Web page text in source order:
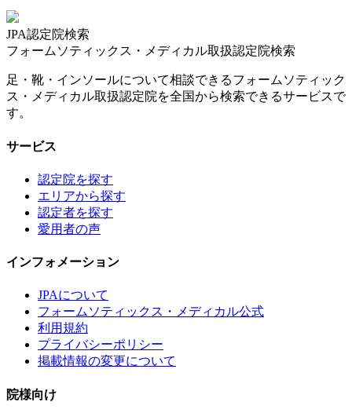
JPA認定院検索
フォームソティックス・メディカル取扱認定院検索
足・靴・インソールについて相談できるフォームソティック
ス・メディカル取扱認定院を全国から検索できるサービスで
す。
サービス
認定院を探す
エリアから探す
認定者を探す
愛用者の声
インフォメーション
JPAについて
フォームソティックス・メディカル公式
利用規約
プライバシーポリシー
掲載情報の変更について
院様向け